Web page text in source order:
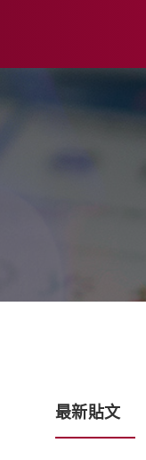
最新貼文